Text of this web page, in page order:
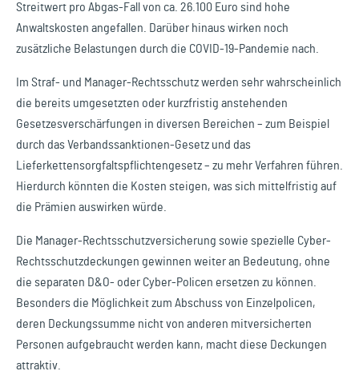
Streitwert pro Abgas-Fall von ca. 26.100 Euro sind hohe
Anwaltskosten angefallen. Darüber hinaus wirken noch
zusätzliche Belastungen durch die COVID-19-Pandemie nach.
Im Straf- und Manager-Rechtsschutz werden sehr wahrscheinlich
die bereits umgesetzten oder kurzfristig anstehenden
Gesetzesverschärfungen in diversen Bereichen – zum Beispiel
durch das Verbandssanktionen-Gesetz und das
Lieferkettensorgfaltspflichtengesetz – zu mehr Verfahren führen.
Hierdurch könnten die Kosten steigen, was sich mittelfristig auf
die Prämien auswirken würde.
Die Manager-Rechtsschutzversicherung sowie spezielle Cyber-
Rechtsschutzdeckungen gewinnen weiter an Bedeutung, ohne
die separaten D&O- oder Cyber-Policen ersetzen zu können.
Besonders die Möglichkeit zum Abschuss von Einzelpolicen,
deren Deckungssumme nicht von anderen mitversicherten
Personen aufgebraucht werden kann, macht diese Deckungen
attraktiv.